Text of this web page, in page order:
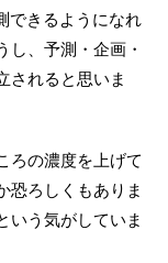
できるようになれ
し、予測・企画・
されると思いま
ろの濃度を上げて
恐ろしくもありま
いう気がしていま